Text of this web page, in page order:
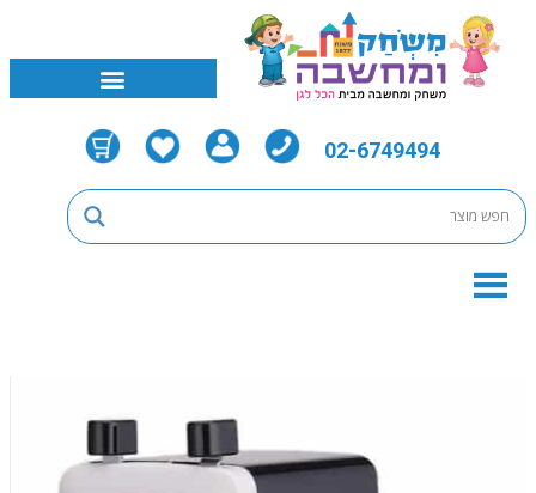
02-6749494